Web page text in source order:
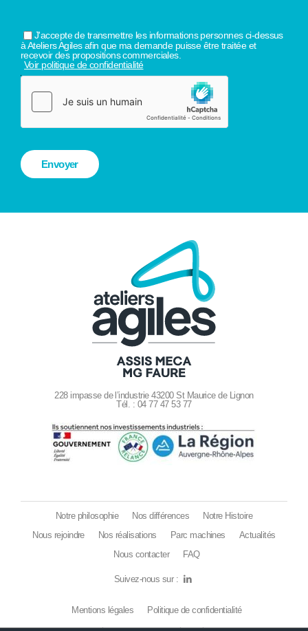
J'accepte de transmettre les informations personnes ci-dessus
à Ateliers Agiles afin que ma demande puisse être traitée et
recevoir des propositions commerciales.
Voir politique de confidentialité
228 impasse de l’industrie 43200 St Maurice de Lignon
Tél. : 04 77 47 53 77
Notre philosophie Nos différences
Notre Histoire
Nous rejoindre
Nos réalisations Parc machines
Actualités
Nous contacter
FAQ
Suivez-nous sur :
Mentions légales Politique de confidentialité